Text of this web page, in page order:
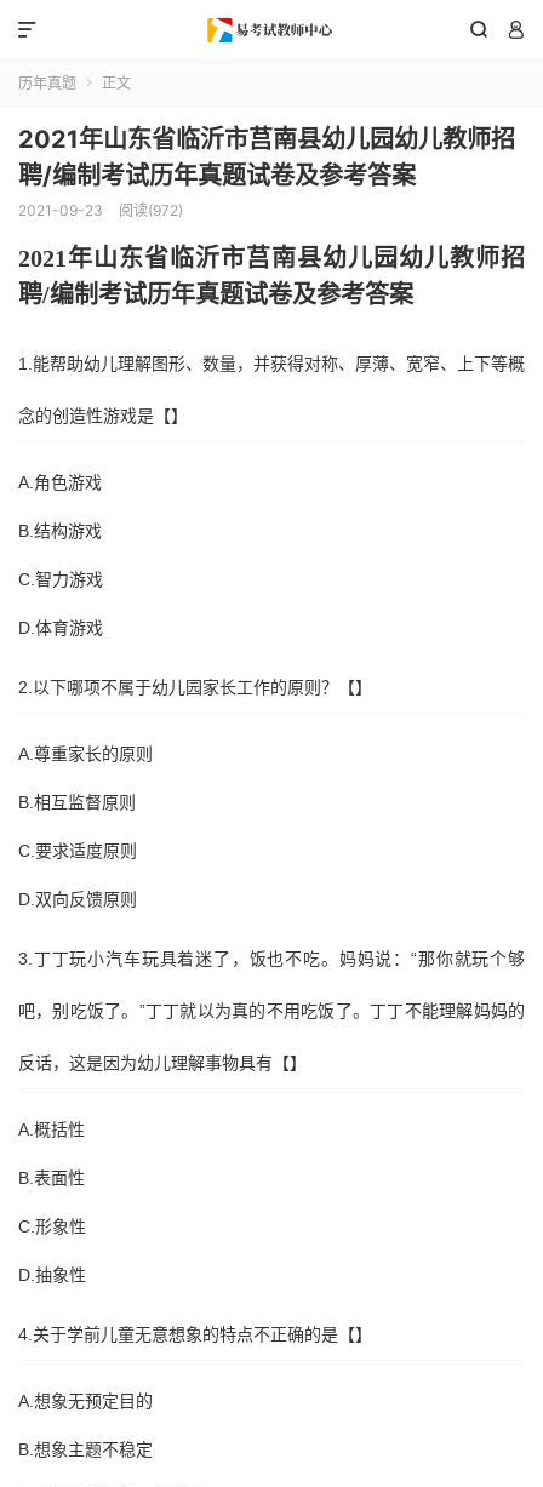
 

历年真题  正文
2021年山东省临沂市莒南县幼儿园幼儿教师招
聘/编制考试历年真题试卷及参考答案
2021-09-23 阅读(972)
2021 年山东省临沂市莒南县幼儿园幼儿教师招
聘/编制考试历年真题试卷及参考答案
1.能帮助幼儿理解图形、数量，并获得对称、厚薄、宽窄、上下等概
念的创造性游戏是【】
A.角色游戏
B.结构游戏
C.智力游戏
D.体育游戏
2.以下哪项不属于幼儿园家长工作的原则？【】
A.尊重家长的原则
B.相互监督原则
C.要求适度原则
D.双向反馈原则
3.丁丁玩小汽车玩具着迷了，饭也不吃。妈妈说：“那你就玩个够
吧，别吃饭了。”丁丁就以为真的不用吃饭了。丁丁不能理解妈妈的
反话，这是因为幼儿理解事物具有【】
A.概括性
B.表面性
C.形象性
D.抽象性
4.关于学前儿童无意想象的特点不正确的是【】
A.想象无预定目的
B.想象主题不稳定